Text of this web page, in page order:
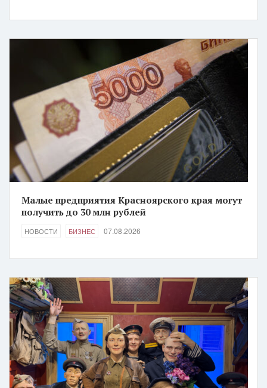
Малые предприятия Красноярского края могут
получить до 30 млн рублей
НОВОСТИ БИЗНЕС 07.08.2026